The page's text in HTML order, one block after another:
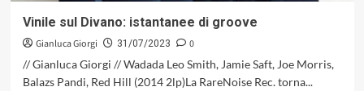
Vinile sul Divano: istantanee di groove
Gianluca Giorgi 31/07/2023
0
// Gianluca Giorgi // Wadada Leo Smith, Jamie Saft, Joe Morris,
Balazs Pandi, Red Hill (2014 2lp)La RareNoise Rec. torna...